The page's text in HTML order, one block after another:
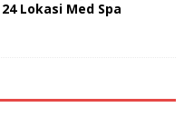
Lokasi Med Spa